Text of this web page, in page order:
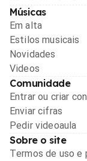
Músicas
Em alta
Estilos musicais
Novidades
Videos
Comunidade
Entrar ou criar
Enviar cifras
Pedir videoaula
Sobre o site
Termos de uso e